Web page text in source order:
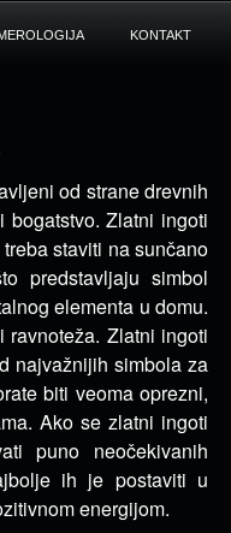
KONTAKT
od strane drevnih
bogatstvo. Zlatni ingoti
staviti na sunčano
predstavljaju simbol
elementa u domu.
Zlatni ingoti
najvažnijih simbola za
biti veoma oprezni,
Ako se zlatni ingoti
puno neočekivanih
ih je postaviti u
energijom.